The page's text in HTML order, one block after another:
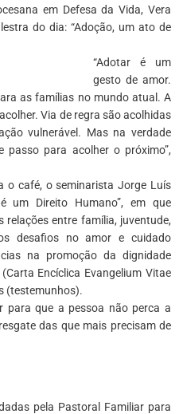
em Defesa da Vida, Vera
do dia: “Adoção, um ato de
“Adotar é um
gesto de amor.
as famílias no mundo atual. A
Via de regra são acolhidas
vulnerável. Mas na verdade
passo para acolher o próximo”,
o café, o seminarista Jorge Luís
um Direito Humano”, em que
entre família, juventude,
desafios no amor e cuidado
na promoção da dignidade
Encíclica Evangelium Vitae
(testemunhos).
para que a pessoa não perca a
das que mais precisam de
pela Pastoral Familiar para